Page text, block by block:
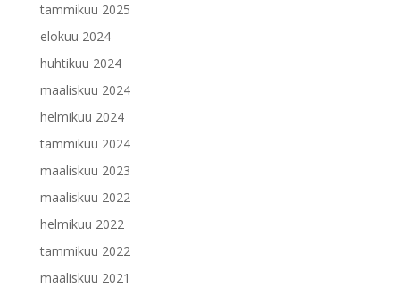
tammikuu 2025
elokuu 2024
huhtikuu 2024
maaliskuu 2024
helmikuu 2024
tammikuu 2024
maaliskuu 2023
maaliskuu 2022
helmikuu 2022
tammikuu 2022
maaliskuu 2021